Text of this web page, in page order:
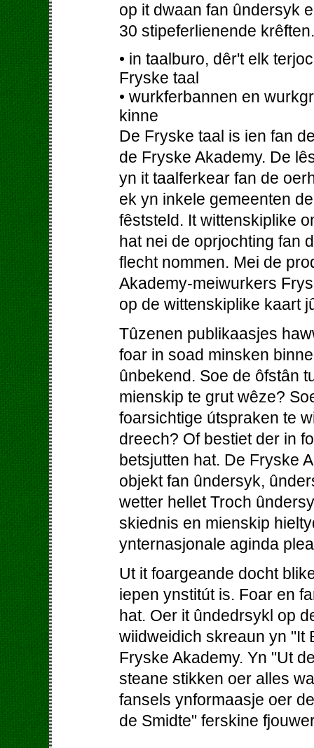
op it dwaan fan ûndersyk
30 stipeferlienende
• in taalburo, dêr't elk
Fryske taal
• wurkferbannen en
kinne
De Fryske taal is ien fan
de Fryske Akademy. De
yn it taalferkear fan de
ek yn inkele gemeenten
fêststeld. It wittenskiplike
hat nei de oprjochting fan
flecht nommen. Mei de
Akademy-meiwurkers
op de wittenskiplike kaart
Tûzenen publikaasjes
foar in soad minsken
ûnbekend. Soe de ôfstân
mienskip te grut wêze?
foarsichtige útspraken te
dreech? Of bestiet der in
betsjutten hat. De Fryske
objekt fan ûndersyk,
wetter hellet Troch
skiednis en mienskip
ynternasjonale aginda
Ut it foargeande docht
iepen ynstitút is. Foar en
hat. Oer it ûndedrsykl op
wiidweidich skreaun yn "It
Fryske Akademy. Yn "Ut
steane stikken oer alles
fansels ynformaasje oer
de Smidte" ferskine